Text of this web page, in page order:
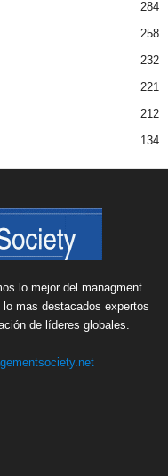
284
258
232
221
212
134
lo mejor del managment
mas destacados expertos
de líderes globales.